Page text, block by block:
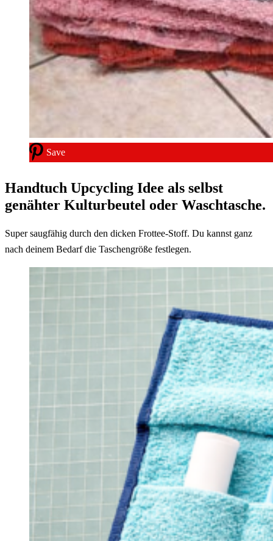
Save
Handtuch Upcycling Idee als selbst
genähter Kulturbeutel oder Waschtasche.
Super saugfähig durch den dicken Frottee-Stoff. Du kannst ganz
nach deinem Bedarf die Taschengröße festlegen.